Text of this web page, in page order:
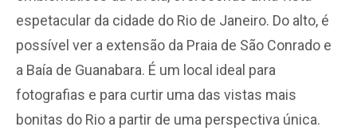
espetacular da cidade do Rio de Janeiro. Do alto, é
possível ver a extensão da Praia de São Conrado e
a Baía de Guanabara. É um local ideal para
fotografias e para curtir uma das vistas mais
bonitas do Rio a partir de uma perspectiva única.